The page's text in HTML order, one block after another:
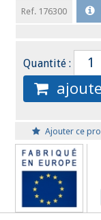
Ref. 176300
Quantité :
Ajouter ce